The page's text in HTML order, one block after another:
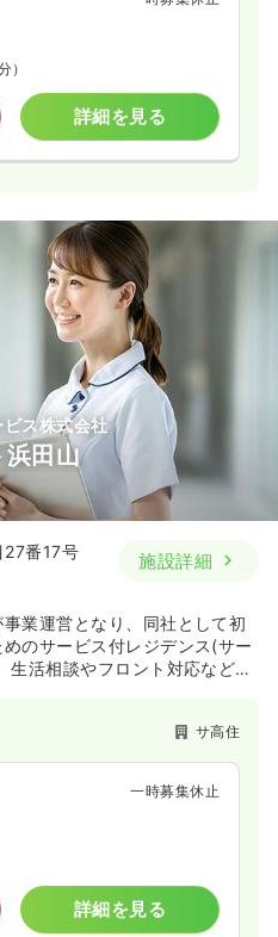
）
詳細を見る
ス株式会社
浜田山
27番17号
施設詳細
業運営となり、同社として初
のサービス付レジデンス(サー
生活相談やフロント対応など、
護・看護」に関しましては、
ムを展開している東京海上日
が運営受託をしており、ご入
にあった上質な暮らしのため
スを提供します。
サ高住
一時募集休止
詳細を見る